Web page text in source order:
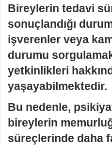
Bireylerin tedavi
sonuçlandığı
işverenler veya
durumu
yetkinlikleri
yaşayabilmektedir.
Bu nedenle,
bireylerin
süreçlerinde daha